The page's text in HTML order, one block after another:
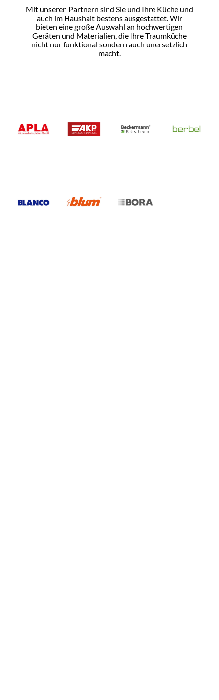
Mit unseren Partnern sind Sie und Ihre Küche und
auch im Haushalt bestens ausgestattet. Wir
bieten eine große Auswahl an hochwertigen
Geräten und Materialien, die Ihre Traumküche
nicht nur funktional sondern auch unersetzlich
macht.